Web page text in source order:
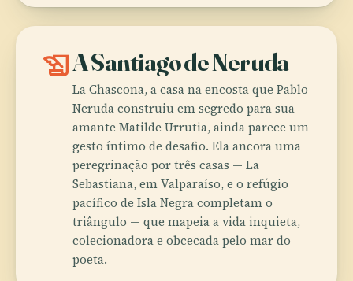
history_eduA Santiago de Neruda
La Chascona, a casa na encosta que Pablo
Neruda construiu em segredo para sua
amante Matilde Urrutia, ainda parece um
gesto íntimo de desafio. Ela ancora uma
peregrinação por três casas — La
Sebastiana, em Valparaíso, e o refúgio
pacífico de Isla Negra completam o
triângulo — que mapeia a vida inquieta,
colecionadora e obcecada pelo mar do
poeta.